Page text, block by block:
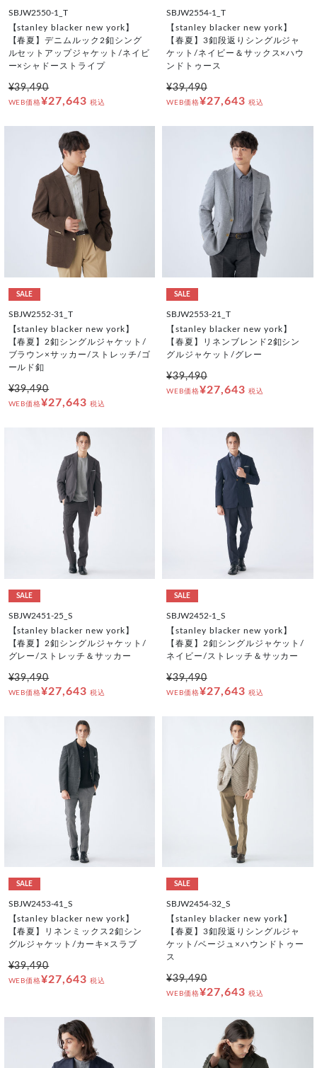
SBJW2550-1_T
【stanley blacker new york】
【春夏】デニムルック2釦シング
ルセットアップジャケット/ネイビ
ー×シャドーストライプ
¥39,490
WEB価格¥27,643 税込
SBJW2554-1_T
【stanley blacker new york】
【春夏】3釦段返りシングルジャ
ケット/ネイビー＆サックス×ハウ
ンドトゥース
¥39,490
WEB価格¥27,643 税込
SALE
SBJW2552-31_T
【stanley blacker new york】
【春夏】2釦シングルジャケット/
ブラウン×サッカー/ストレッチ/ゴ
ールド釦
¥39,490
WEB価格¥27,643 税込
SALE
SBJW2553-21_T
【stanley blacker new york】
【春夏】リネンブレンド2釦シン
グルジャケット/グレー
¥39,490
WEB価格¥27,643 税込
SALE
SBJW2451-25_S
【stanley blacker new york】
【春夏】2釦シングルジャケット/
グレー/ストレッチ＆サッカー
¥39,490
WEB価格¥27,643 税込
SALE
SBJW2452-1_S
【stanley blacker new york】
【春夏】2釦シングルジャケット/
ネイビー/ストレッチ＆サッカー
¥39,490
WEB価格¥27,643 税込
SALE
SBJW2453-41_S
【stanley blacker new york】
【春夏】リネンミックス2釦シン
グルジャケット/カーキ×スラブ
¥39,490
WEB価格¥27,643 税込
SALE
SBJW2454-32_S
【stanley blacker new york】
【春夏】3釦段返りシングルジャ
ケット/ベージュ×ハウンドトゥー
ス
¥39,490
WEB価格¥27,643 税込